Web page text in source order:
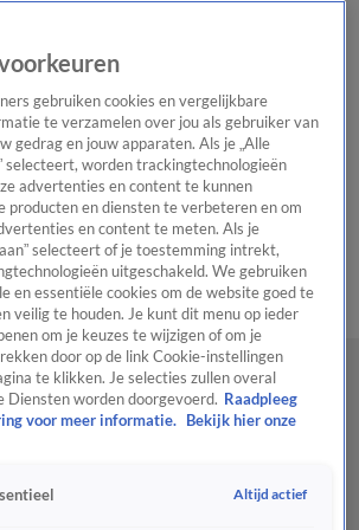
Regionieuws Het beste van Hart
Tip de
WeerTip de redactiePanelVideo's
gebruiken cookies en vergelijkbare
te verzamelen over jou als gebruiker van
gedrag en jouw apparaten. Als je „Alle
selecteert, worden trackingtechnologieën
advertenties en content te kunnen
producten en diensten te verbeteren en om
en content te meten. Als je
selecteert of je toestemming intrekt,
uitgeschakeld. We gebruiken
en essentiële cookies om de website goed te
veilig te houden. Je kunt dit menu op ieder
om je keuzes te wijzigen of om je
door op de link Cookie-instellingen
te klikken. Je selecties zullen overal
Diensten worden doorgevoerd. Raadpleeg
voor meer informatie.
Bekijk hier onze
Altijd actief